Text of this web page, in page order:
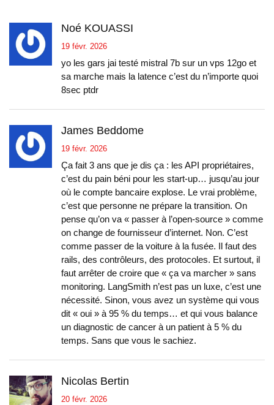
Noé KOUASSI
19 févr. 2026
yo les gars jai testé mistral 7b sur un vps 12go et
sa marche mais la latence c’est du n’importe quoi
8sec ptdr
James Beddome
19 févr. 2026
Ça fait 3 ans que je dis ça : les API propriétaires,
c’est du pain béni pour les start-up… jusqu’au jour
où le compte bancaire explose. Le vrai problème,
c’est que personne ne prépare la transition. On
pense qu’on va « passer à l’open-source » comme
on change de fournisseur d’internet. Non. C’est
comme passer de la voiture à la fusée. Il faut des
rails, des contrôleurs, des protocoles. Et surtout, il
faut arrêter de croire que « ça va marcher » sans
monitoring. LangSmith n’est pas un luxe, c’est une
nécessité. Sinon, vous avez un système qui vous
dit « oui » à 95 % du temps… et qui vous balance
un diagnostic de cancer à un patient à 5 % du
temps. Sans que vous le sachiez.
Nicolas Bertin
20 févr. 2026